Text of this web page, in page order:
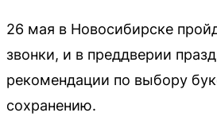
26 мая в Новосибирске
звонки, и в преддверии
рекомендации по выбору
сохранению.